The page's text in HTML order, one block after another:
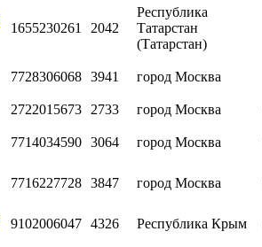
1655230261 2042
Республика
Татарстан
(Татарстан)
7728306068 3941 город Москва
2722015673 2733 город Москва
7714034590 3064 город Москва
7716227728 3847 город Москва
9102006047 4326 Республика Крым